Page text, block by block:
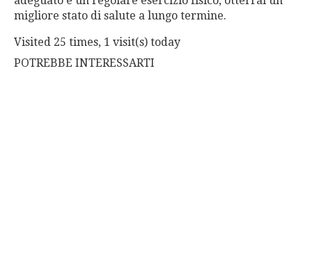
migliore stato di salute a lungo termine.
Visited 25 times, 1 visit(s) today
POTREBBE INTERESSARTI